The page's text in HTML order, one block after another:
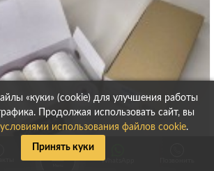
WhatsApp
«куки» (cookie) для улучшения работы
Продолжая использовать сайт, вы
условиями использования файлов cookie.
Принять куки